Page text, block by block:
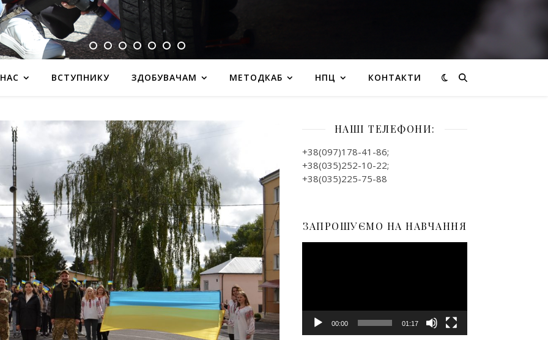
ВСТУПНИКУ ЗДОБУВАЧАМ МЕТОДКАБ НПЦ КОНТАКТИ
НАШІ ТЕЛЕФОНИ:
+38(097)178-41-86;
+38(035)252-10-22;
+38(035)225-75-88
ЗАПРОШУЄМО НА НАВЧАННЯ
00:00 01:17